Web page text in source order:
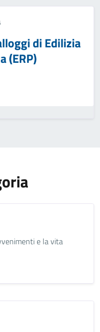
di Edilizia
(ERP)
e la vita